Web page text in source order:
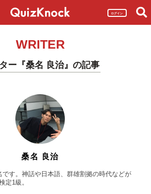
ログイン
WRITER
ー『桑名 良治』の記事
桑名 良治
です。神話や日本語、群雄割拠の時代などが
定1級。